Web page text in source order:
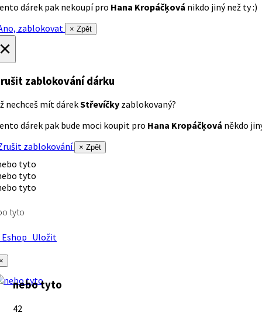
dárek pak nekoupí pro Hana Kropáčķová nikdo jiný než ty :)
zablokovat
× Zpět
zablokování dárku
nechceš mít dárekStřevíčky zablokovaný?
dárek pak bude moci koupit pro Hana Kropáčķová někdo
zablokování
× Zpět
tyto
Uložit
nebo tyto
42